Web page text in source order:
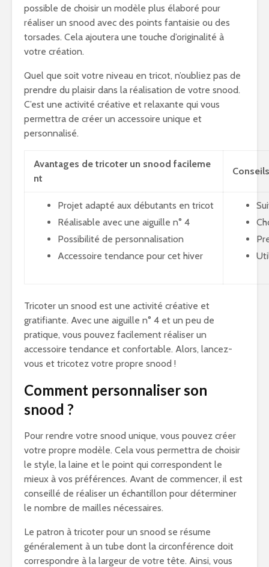
possible de choisir un modèle plus élaboré pour
réaliser un snood avec des points fantaisie ou des
torsades. Cela ajoutera une touche d’originalité à
votre création.
Quel que soit votre niveau en tricot, n’oubliez pas de
prendre du plaisir dans la réalisation de votre snood.
C’est une activité créative et relaxante qui vous
permettra de créer un accessoire unique et
personnalisé.
Avantages de tricoter un snood facileme
nt
Projet adapté aux débutants en tricot
Réalisable avec une aiguille n° 4
Possibilité de personnalisation
Accessoire tendance pour cet hiver
Tricoter un snood est une activité créative et
gratifiante. Avec une aiguille n° 4 et un peu de
pratique, vous pouvez facilement réaliser un
accessoire tendance et confortable. Alors, lancez-
vous et tricotez votre propre snood !
Comment personnaliser son
snood ?
Pour rendre votre snood unique, vous pouvez créer
votre propre modèle. Cela vous permettra de choisir
le style, la laine et le point qui correspondent le
mieux à vos préférences. Avant de commencer, il est
conseillé de réaliser un échantillon pour déterminer
le nombre de mailles nécessaires.
Le patron à tricoter pour un snood se résume
généralement à un tube dont la circonférence doit
correspondre à la largeur de votre tête. Ainsi, vous